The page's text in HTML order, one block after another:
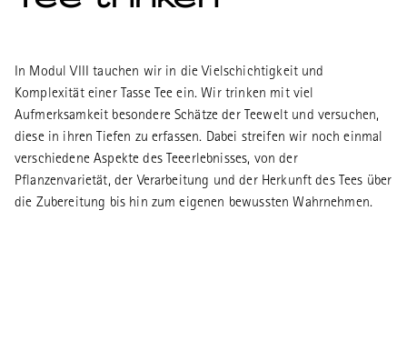
In Modul VIII tauchen wir in die Vielschichtigkeit und
Komplexität einer Tasse Tee ein. Wir trinken mit viel
Aufmerksamkeit besondere Schätze der Teewelt und versuchen,
diese in ihren Tiefen zu erfassen. Dabei streifen wir noch einmal
verschiedene Aspekte des Teeerlebnisses, von der
Pflanzenvarietät, der Verarbeitung und der Herkunft des Tees über
die Zubereitung bis hin zum eigenen bewussten Wahrnehmen.